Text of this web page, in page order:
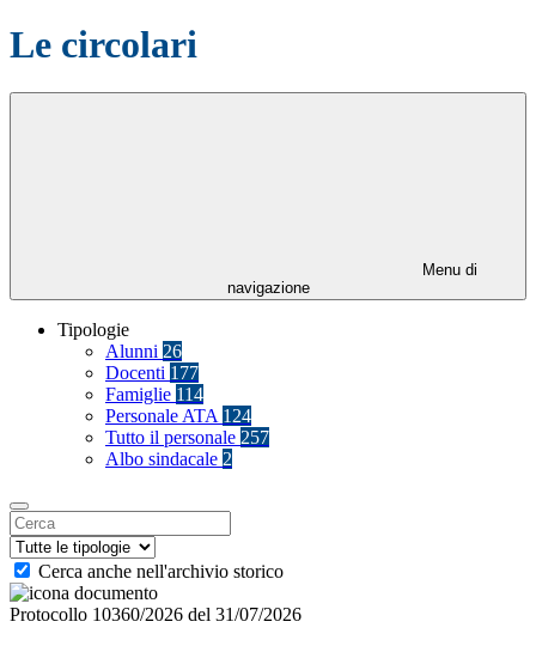
Le circolari
Menu di
navigazione
Tipologie
Alunni 26
Docenti 177
Famiglie 114
Personale ATA 124
Tutto il personale 257
Albo sindacale 2
Cerca anche nell'archivio storico
Protocollo 10360/2026 del 31/07/2026